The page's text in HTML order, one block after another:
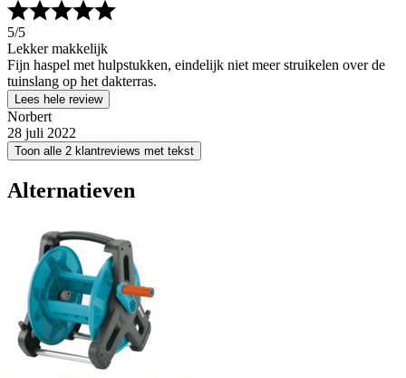
5/5
Lekker makkelijk
Fijn haspel met hulpstukken, eindelijk niet meer struikelen over de
tuinslang op het dakterras.
Lees hele review
Norbert
28 juli 2022
Toon alle 2 klantreviews met tekst
Alternatieven